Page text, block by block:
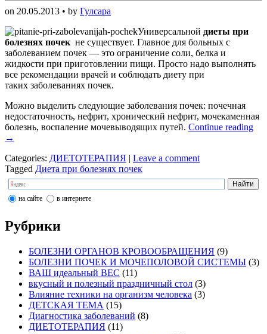
on 20.05.2013 • by Гулсара
Универсальной диеты при
болезнях почек не существует. Главное для больных с
заболеванием почек — это ограничение соли, белка и
жидкости при приготовлении пищи. Просто надо выполнять
все рекомендации врачей и соблюдать диету при
таких заболеваниях почек.
Можно выделить следующие заболевания почек: почечная
недостаточность, нефрит, хронический нефрит, мочекаменная
болезнь, воспаление мочевыводящих путей. Continue reading
→
Categories: ДИЕТОТЕРАПИЯ | Leave a comment
Tagged Диета при болезнях почек
на сайте в интернете
Рубрики
БОЛЕЗНИ ОРГАНОВ КРОВООБРАЩЕНИЯ (9)
БОЛЕЗНИ ПОЧЕК И МОЧЕПОЛОВОЙ СИСТЕМЫ (3)
ВАШ идеальный ВЕС (11)
вкусный и полезный праздничный стол (3)
Влияние техники на организм человека (3)
ДЕТСКАЯ ТЕМА (15)
Диагностика заболеваний (8)
ДИЕТОТЕРАПИЯ (11)